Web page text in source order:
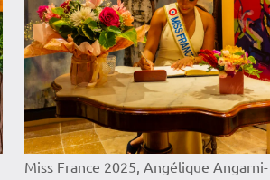
Cinéma
Culture
Guadeloupe
Interviews
Outremer
Miss France 2025, Angélique Angarni-